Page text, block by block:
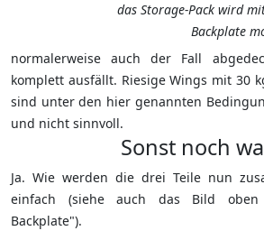
das Storage-Pack wird
Backplate
normalerweise auch der Fall
komplett ausfällt. Riesige Wings mit 30
sind unter den hier genannten
und nicht sinnvoll.
Sonst noch
Ja. Wie werden die drei Teile nun
einfach (siehe auch das Bild
Backplate").